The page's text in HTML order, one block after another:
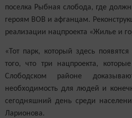
поселка Рыбная слобода, где
героям ВОВ и афганцам.
реализации нацпроекта «Жилье и
«Тот парк, который здесь
того, что три нацпроекта,
Слободском районе
необходимость для людей и
сегодняшний день среди
Ларионова.